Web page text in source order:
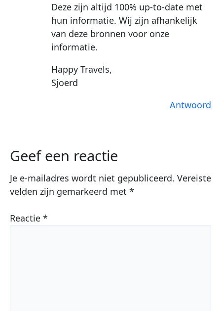
Deze zijn altijd 100% up-to-date met
hun informatie. Wij zijn afhankelijk
van deze bronnen voor onze
informatie.
Happy Travels,
Sjoerd
Antwoord
Geef een reactie
Je e-mailadres wordt niet gepubliceerd. Vereiste
velden zijn gemarkeerd met *
Reactie *